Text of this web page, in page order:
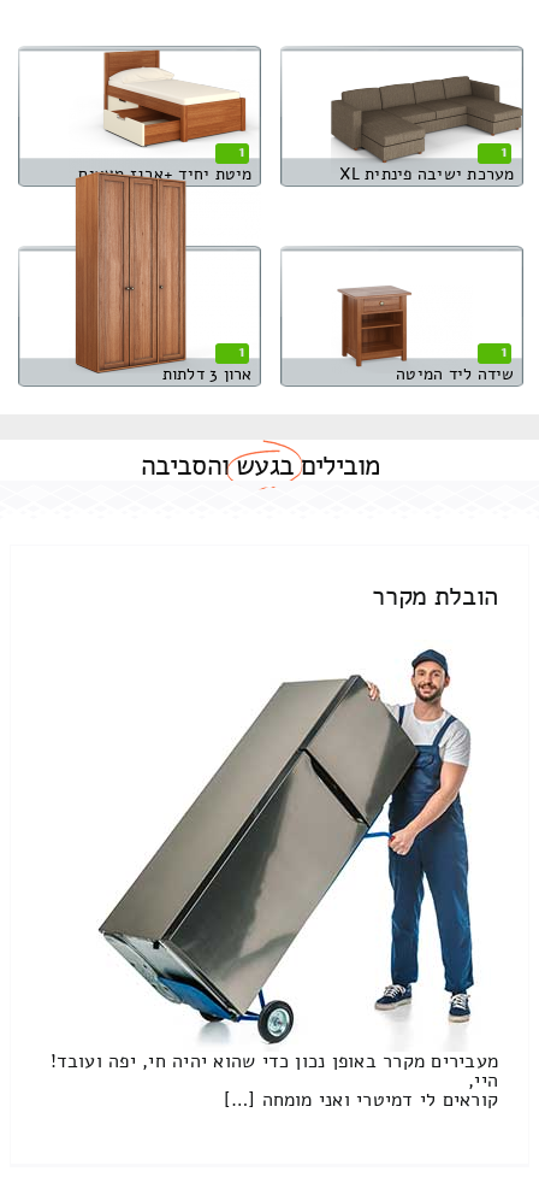
1
מערכת ישיבה פינתית XL
1
מיטת יחיד +ארגז מצעים
1
שידה ליד המיטה
1
ארון 3 דלתות
מוביליםבגעשוהסביבה
הובלת מקרר
מעבירים מקרר באופן נכון כדי שהוא יהיה חי, יפה ועובד!
היי,
קוראים לי דמיטרי ואני מומחה […]